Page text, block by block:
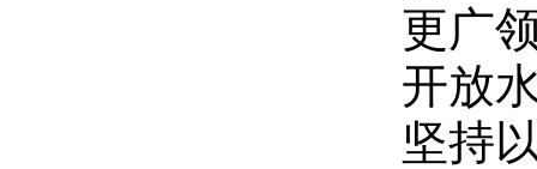
更广
开放
坚持